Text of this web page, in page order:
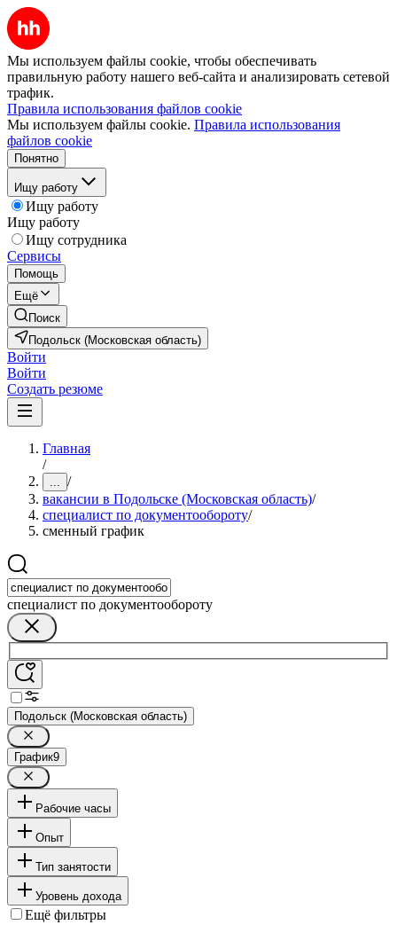
Мы используем файлы cookie, чтобы обеспечивать
правильную работу нашего веб-сайта и анализировать сетевой
трафик.
Правила использования файлов cookie
Мы используем файлы cookie. Правила использования
файлов cookie
Понятно
Ищу работу
Ищу работу
Ищу работу
Ищу сотрудника
Сервисы
Помощь
Ещё
Поиск
Подольск (Московская область)
Войти
Войти
Создать резюме
Главная
/
... /
вакансии в Подольске (Московская область)/
специалист по документообороту/
сменный график
специалист по документообороту
Подольск (Московская область)
График9
Рабочие часы
Опыт
Тип занятости
Уровень дохода
Ещё фильтры